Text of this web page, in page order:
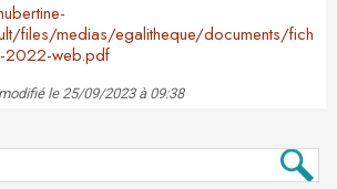
files/medias/egalitheque/documents/fich
2022-web.pdf
le 25/09/2023 à 09:38